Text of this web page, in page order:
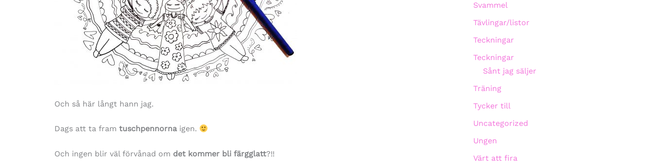
Och så här långt hann jag.
Dags att ta fram tuschpennornaigen.
Och ingen blir väl förvånad om det kommer bli färgglatt?!!
Svammel
Tävlingar/listor
Teckningar
Teckningar
Sånt jag säljer
Träning
Tycker till
Uncategorized
Ungen
Värt att fira